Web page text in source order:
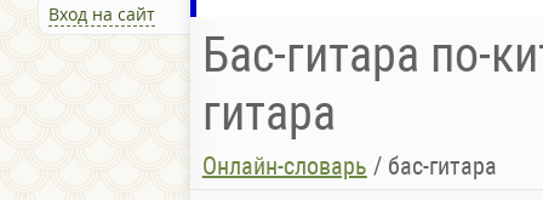
Вход на сайт
Бас-гитара по-
гитара
Онлайн-словарь / бас-гитара